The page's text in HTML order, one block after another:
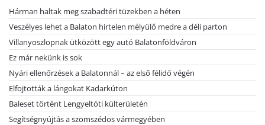
Hárman haltak meg szabadtéri tüzekben a héten
Veszélyes lehet a Balaton hirtelen mélyülő medre a déli parton
Villanyoszlopnak ütközött egy autó Balatonföldváron
Ez már nekünk is sok
Nyári ellenőrzések a Balatonnál – az első félidő végén
Elfojtották a lángokat Kadarkúton
Baleset történt Lengyeltóti külterületén
Segítségnyújtás a szomszédos vármegyében